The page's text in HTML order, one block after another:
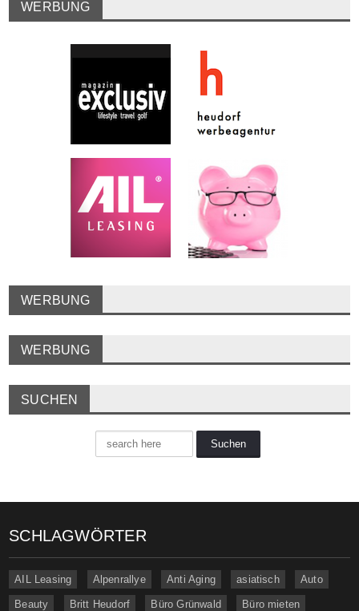
WERBUNG
WERBUNG
WERBUNG
SUCHEN
SCHLAGWÖRTER
AIL Leasing Alpenrallye Anti Aging asiatisch Auto
Beauty Britt Heudorf Büro Grünwald Büro mieten